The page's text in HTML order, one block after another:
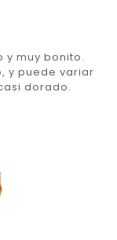
y muy bonito.
y puede variar
dorado.